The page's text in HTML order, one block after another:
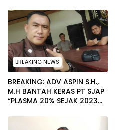
Sultra Surati PT SCM Routa
BREAKING NEWS
BREAKING: ADV ASPIN S.H.,
M.H BANTAH KERAS PT SJAP
“PLASMA 20% SEJAK 2023
WARGA WAWOONE!